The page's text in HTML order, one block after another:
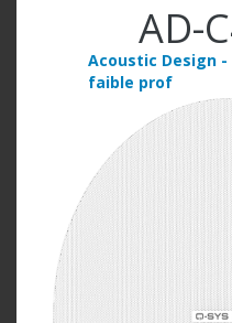
AD-
Acoustic Design -
faible prof